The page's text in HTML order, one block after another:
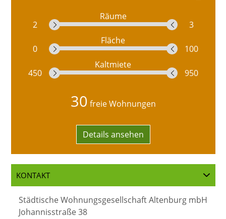
2
Räume
3
0
Fläche
100
450
Kaltmiete
950
30 freie Wohnungen
Details ansehen
KONTAKT
Städtische Wohnungsgesellschaft Altenburg mbH
Johannisstraße 38